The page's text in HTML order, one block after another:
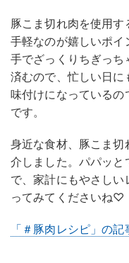
豚こま切れ肉を使用
手軽なのが嬉しいポ
手でざっくりちぎっち
済むので、忙しい日に
味付けになっているの
です。
身近な食材、豚こま
介しました。パパッと
で、家計にもやさし
ってみてくださいね♡
「＃豚肉レシピ」の